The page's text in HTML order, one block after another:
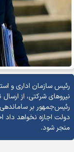
رئیس سازمان اداری و
نیرو‌های شرکتی، از
رئیس‌جمهور بر
دولت اجازه نخواهد
منجر شود.